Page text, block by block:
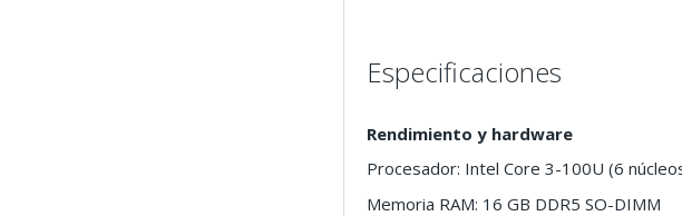
Especificaciones
Rendimiento y hardware
Procesador: Intel Core 3-100U (6
Memoria RAM: 16 GB DDR5 SO-DIMM